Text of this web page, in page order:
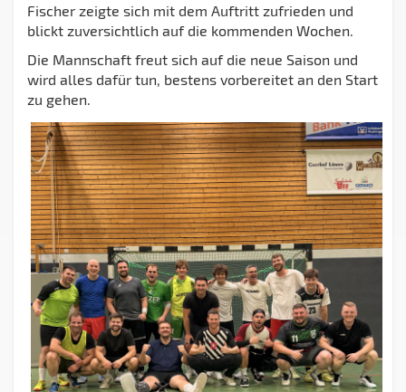
Fischer zeigte sich mit dem Auftritt zufrieden und
blickt zuversichtlich auf die kommenden Wochen.
Die Mannschaft freut sich auf die neue Saison und
wird alles dafür tun, bestens vorbereitet an den Start
zu gehen.